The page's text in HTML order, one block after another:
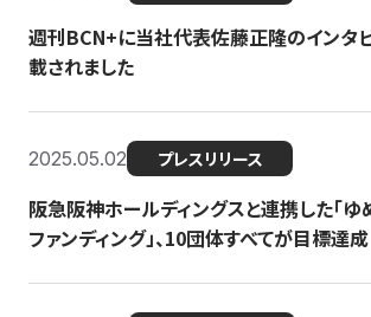
週刊BCN+に当社代表佐藤正隆のインタ
載されました
2025.05.02 プレスリリース
阪急阪神ホールディングスと連携した「ゆ
ファンディング」、10団体すべてが目標達成